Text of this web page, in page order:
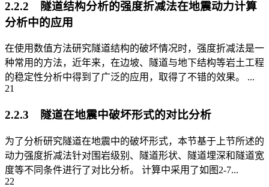
2.2.2 隧道结构分析的强度折减法在地震动力计算
分析中的应用
在使用数值方法研究隧道结构的破坏情况时，强度折减法是一
种常用的方法，近年来，在边坡、隧道与地下结构等岩土工程
的稳定性分析中得到了广泛的应用，取得了不错的效果。 ...
21
2.2.3 隧道在地震中破坏形式的对比分析
为了分析研究隧道在地震中的破坏形式，本节基于上节所述的
动力强度折减法针对围岩级别、隧道形状、隧道埋深和隧道宽
度等不同条件进行了对比分析。 计算中采用了如图2-7...
22